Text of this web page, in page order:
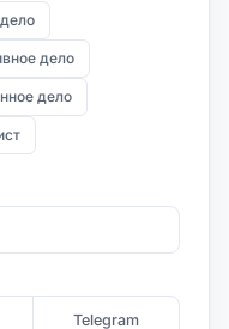
дело
дело
Telegram